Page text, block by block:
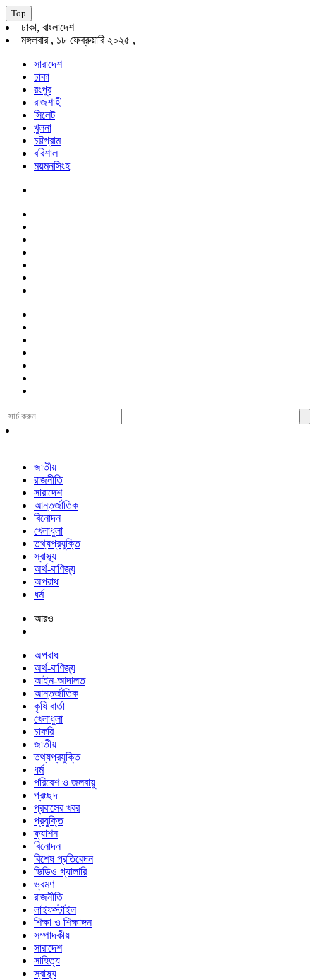
Top
ঢাকা, বাংলাদেশ
মঙ্গলবার , ১৮ ফেব্রুয়ারি ২০২৫ ,
সারাদেশ
ঢাকা
রংপুর
রাজশাহী
সিলেট
খুলনা
চট্টগ্রাম
বরিশাল
ময়মনসিংহ
Search
For:
জাতীয়
রাজনীতি
সারাদেশ
আন্তর্জাতিক
বিনোদন
খেলাধুলা
তথ্যপ্রযুক্তি
স্বাস্থ্য
অর্থ-বাণিজ্য
অপরাধ
ধর্ম
আরও
অপরাধ
অর্থ-বাণিজ্য
আইন-আদালত
আন্তর্জাতিক
কৃষি বার্তা
খেলাধুলা
চাকরি
জাতীয়
তথ্যপ্রযুক্তি
ধর্ম
পরিবেশ ও জলবায়ু
প্রচ্ছদ
প্রবাসের খবর
প্রযুক্তি
ফ্যাশন
বিনোদন
বিশেষ প্রতিবেদন
ভিডিও গ্যালারি
ভ্রমণ
রাজনীতি
লাইফস্টাইল
শিক্ষা ও শিক্ষাঙ্গন
সম্পাদকীয়
সারাদেশ
সাহিত্য
স্বাস্থ্য